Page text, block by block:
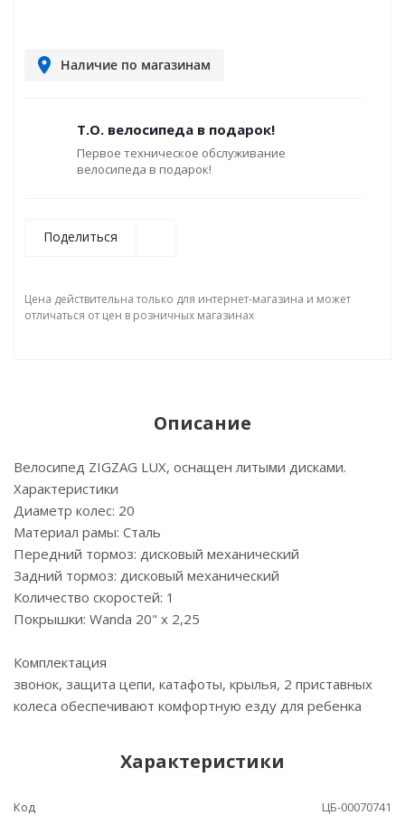
Наличие по магазинам
Т.О. велосипеда в подарок!
Первое техническое обслуживание
велосипеда в подарок!
Поделиться
Цена действительна только для интернет-магазина и может
отличаться от цен в розничных магазинах
Описание
Велосипед ZIGZAG LUX, оснащен литыми дисками.
Характеристики
Диаметр колес: 20
Материал рамы: Сталь
Передний тормоз: дисковый механический
Задний тормоз: дисковый механический
Количество скоростей: 1
Покрышки: Wanda 20" х 2,25
Комплектация
звонок, защита цепи, катафоты, крылья, 2 приставных
колеса обеспечивают комфортную езду для ребенка
Характеристики
Код
ЦБ-00070741